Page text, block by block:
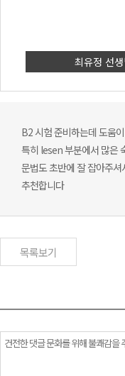
최유정 선
B2 시험 준비하는데 도움
특히 lesen 부분에서 많은
문법도 초반에 잘 잡아주
추천합니다
목록보기